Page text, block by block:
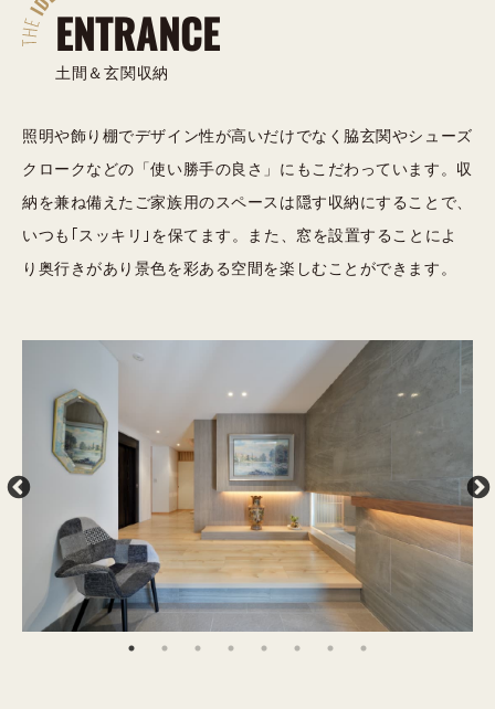
ENTRANCE
土間＆玄関収納
照明や飾り棚でデザイン性が高いだけでなく脇玄関やシューズ
クロークなどの「使い勝手の良さ」にもこだわっています。収
納を兼ね備えたご家族用のスペースは隠す収納にすることで、
いつも｢スッキリ｣を保てます。また、窓を設置することによ
り奥行きがあり景色を彩ある空間を楽しむことができます。